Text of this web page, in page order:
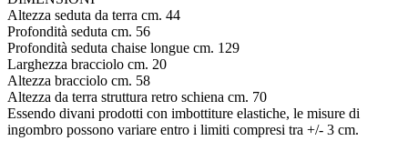
Altezza seduta da terra cm. 44
Profondità seduta cm. 56
Profondità seduta chaise longue cm. 129
Larghezza bracciolo cm. 20
Altezza bracciolo cm. 58
Altezza da terra struttura retro schiena cm. 70
Essendo divani prodotti con imbottiture elastiche, le misure di
ingombro possono variare entro i limiti compresi tra +/- 3 cm.